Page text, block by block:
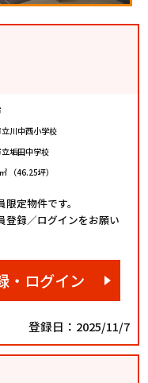
川中西小学校
垢田中学校
（46.25坪）
定物件です。
登録／ログインをお願い
・ログイン
登録日：2025/11/7